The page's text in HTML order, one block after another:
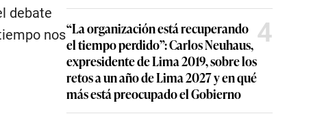
debate
nos“La organización está recuperando
el tiempo perdido”: Carlos Neuhaus,
expresidente de Lima 2019, sobre los
retos a un año de Lima 2027 y en qué
más está preocupado el Gobierno
4